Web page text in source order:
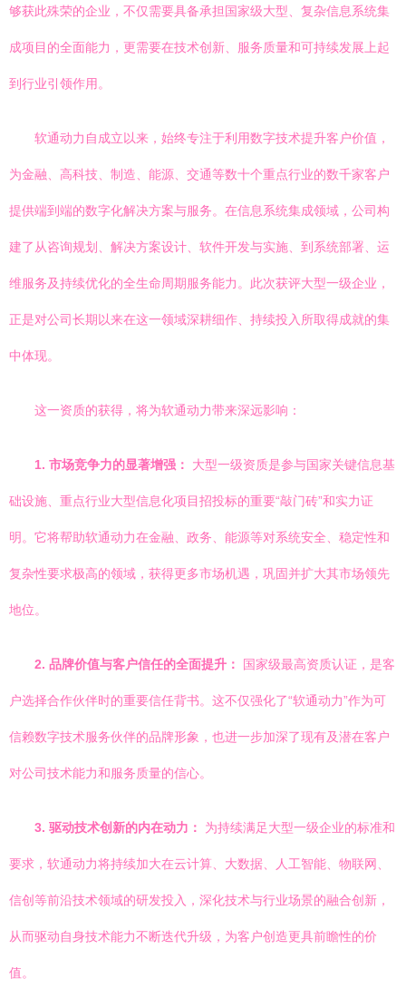
够获此殊荣的企业，不仅需要具备承担国家级大型、复杂信息系统集
成项目的全面能力，更需要在技术创新、服务质量和可持续发展上起
到行业引领作用。
软通动力自成立以来，始终专注于利用数字技术提升客户价值，
为金融、高科技、制造、能源、交通等数十个重点行业的数千家客户
提供端到端的数字化解决方案与服务。在信息系统集成领域，公司构
建了从咨询规划、解决方案设计、软件开发与实施、到系统部署、运
维服务及持续优化的全生命周期服务能力。此次获评大型一级企业，
正是对公司长期以来在这一领域深耕细作、持续投入所取得成就的集
中体现。
这一资质的获得，将为软通动力带来深远影响：
1. 市场竞争力的显著增强： 大型一级资质是参与国家关键信息基
础设施、重点行业大型信息化项目招投标的重要“敲门砖”和实力证
明。它将帮助软通动力在金融、政务、能源等对系统安全、稳定性和
复杂性要求极高的领域，获得更多市场机遇，巩固并扩大其市场领先
地位。
2. 品牌价值与客户信任的全面提升： 国家级最高资质认证，是客
户选择合作伙伴时的重要信任背书。这不仅强化了“软通动力”作为可
信赖数字技术服务伙伴的品牌形象，也进一步加深了现有及潜在客户
对公司技术能力和服务质量的信心。
3. 驱动技术创新的内在动力： 为持续满足大型一级企业的标准和
要求，软通动力将持续加大在云计算、大数据、人工智能、物联网、
信创等前沿技术领域的研发投入，深化技术与行业场景的融合创新，
从而驱动自身技术能力不断迭代升级，为客户创造更具前瞻性的价
值。